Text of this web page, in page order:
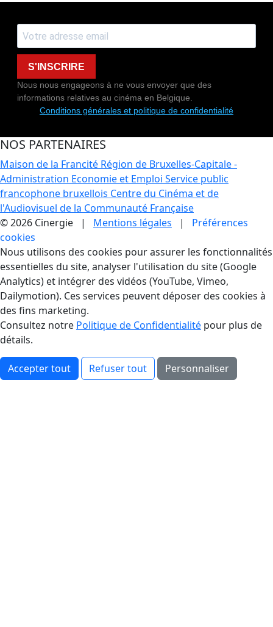
S'INSCRIRE
Nous nous engageons à ne vous envoyer que des
informations relatives au cinéma en Belgique.
Conditions générales et politique de confidentialité
NOS PARTENAIRES
Maison de la Francité Région de Bruxelles-Capitale -
Administration Economie et Emploi Service public
francophone bruxellois Centre du Cinéma et de
l'Audiovisuel de la Communauté Française
© 2026 Cinergie | Mentions légales | Préférences
cookies
Gestion des Cookies
Nous utilisons des cookies pour assurer les fonctionnalités
essentielles du site, analyser l'utilisation du site (Google
Analytics) et intégrer des vidéos (YouTube, Vimeo,
Dailymotion). Ces services peuvent déposer des cookies à
des fins marketing.
Consultez notre Politique de Confidentialité pour plus de
détails.
Accepter tout Refuser tout Personnaliser